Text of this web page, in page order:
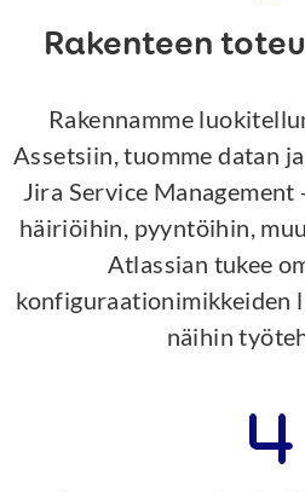
Rakenteen
Rakennamme
Assetsiin, tuomme datan
Jira Service
häiriöihin, pyyntöihin,
Atlassian tukee
konfiguraationimikkeiden
näihin